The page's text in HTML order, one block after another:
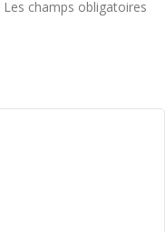
Les champs obligatoires